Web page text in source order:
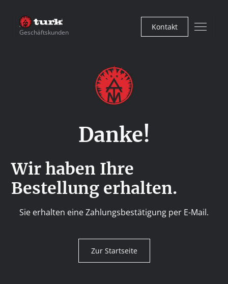
Geschäftskunden
Kontakt
Danke!
Wir haben Ihre
Bestellung erhalten.
Sie erhalten eine Zahlungsbestätigung per E-Mail.
Zur Startseite